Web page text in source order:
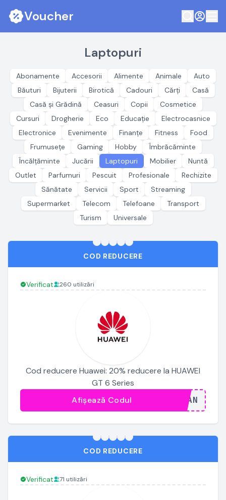
Voucher
Laptopuri
Abonamente Accesorii Alimente Animale
Auto
Băuturi
Bijuterii Birotică Cadouri Cărți
Casă
Casă și Grădină
Ceasuri Copii
Cosmetice
Cursuri
Drogherie Eco Educație
Electrocasnice
Electronice
Evenimente Finanțe Fitness
Food
Frumusețe
Gaming Hobby
Îmbrăcăminte
Încălțăminte
Jucării Laptopuri Mobilier
Nuntă
Outlet
Parfumuri Pescuit Profesionale
Rechizite
Sănătate
Servicii Sport
Streaming
Supermarket
Telecom Telefoane
Transport
Turism
Universale
COD REDUCERE
Verificat 260 utilizări
Cod reducere Huawei: 20% reducere la HUAWEI
GT 6 Series
...JAN
Afișează Codul
COD REDUCERE
Verificat 71 utilizări